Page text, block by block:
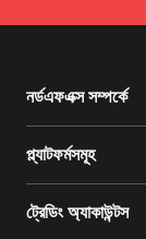
নর্ডএফএক্স সম্পর্কে
প্ল্যাটফর্মসমূহ
ট্রেডিং অ্যাকাউন্টস